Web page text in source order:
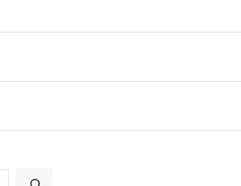
らお選びいただけます。